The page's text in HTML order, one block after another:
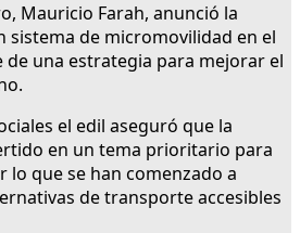
Mauricio Farah, anunció la
sistema de micromovilidad en el
una estrategia para mejorar el
el edil aseguró que la
en un tema prioritario para
que se han comenzado a
de transporte accesibles